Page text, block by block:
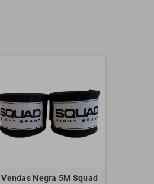
Vendas Negra 5M Squad